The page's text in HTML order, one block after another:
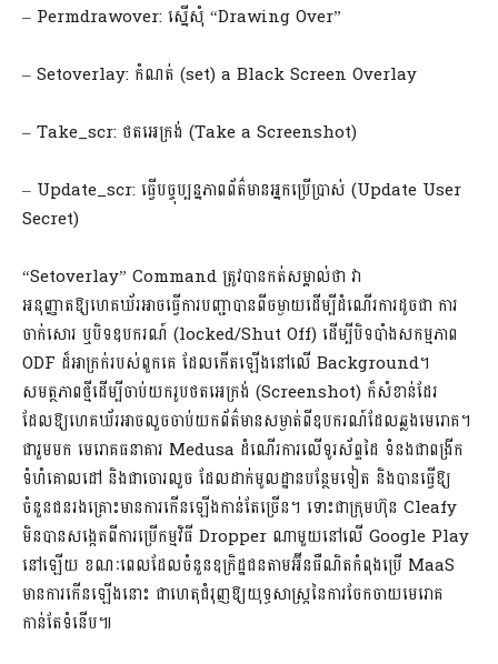
– Permdrawover: ស្នើសុំ “Drawing Over”
– Setoverlay: កំណត់ (set) a Black Screen Overlay
– Take_scr: ថតអេក្រង់ (Take a Screenshot)
– Update_scr: ធ្វើបច្ចុប្បន្នភាពព័ត៌មានអ្នកប្រើប្រាស់ (Update User
Secret)
“Setoverlay” Command ត្រូវបានកត់សម្គាល់ថា វា
អនុញ្ញាតឱ្យហេគឃ័រអាចធ្វើការបញ្ជាបានពីចម្ងាយដើម្បីដំណើរការដូចជា ការ
ចាក់សោរ ឬបិទឧបករណ៍ (locked/Shut Off) ដើម្បីបិទបាំងសកម្មភាព
ODF ដ៏អាក្រក់របស់ពួកគេ ដែលកើតឡើងនៅលើ Background។
សមត្ថភាពថ្មីដើម្បីចាប់យករូបថតអេក្រង់ (Screenshot) ក៏សំខាន់ដែរ
ដែលឱ្យហេគឃ័រអាចលួចចាប់យកព័ត៌មានសម្ងាត់ពីឧបករណ៍ដែលឆ្លងមេរោគ។
ជារួមមក មេរោគធនាគារ Medusa ដំណើរការលើទូរស័ព្ទដៃ ទំនងជាពង្រីក
ទំហំគោលដៅ និងជាចោរលួច ដែលដាក់មូលដ្ឋានបន្ថែមទៀត និងបានធ្វើឱ្យ
ចំនួនជនរងគ្រោះមានការកើនឡើងកាន់តែច្រើន។ ទោះជាក្រុមហ៊ុន Cleafy
មិនបានសង្កេតពីការប្រើកម្មវិធី Dropper ណាមួយនៅលើ Google Play
នៅឡើយ ខណៈពេលដែលចំនួនឧក្រិដ្ឋជនតាមអ៊ីនធឺណិតកំពុងប្រើ MaaS
មានការកើនឡើងនោះ ជាហេតុជំរុញឱ្យយុទ្ធសាស្រ្តនៃការចែកចាយមេរោគ
កាន់តែទំនើប៕